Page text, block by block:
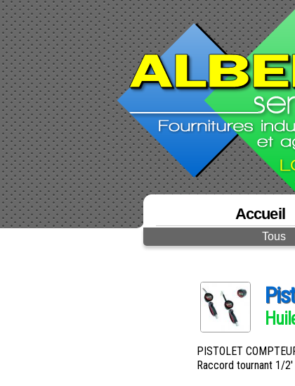
Accueil
Tous
PISTOLET
Raccord tournant 1/2'